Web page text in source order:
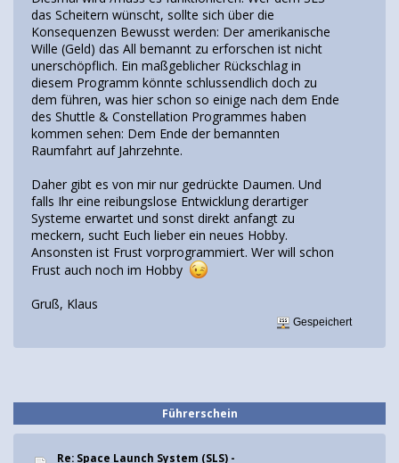
das Scheitern wünscht, sollte sich über die
Konsequenzen Bewusst werden: Der amerikanische
Wille (Geld) das All bemannt zu erforschen ist nicht
unerschöpflich. Ein maßgeblicher Rückschlag in
diesem Programm könnte schlussendlich doch zu
dem führen, was hier schon so einige nach dem Ende
des Shuttle & Constellation Programmes haben
kommen sehen: Dem Ende der bemannten
Raumfahrt auf Jahrzehnte.
Daher gibt es von mir nur gedrückte Daumen. Und
falls Ihr eine reibungslose Entwicklung derartiger
Systeme erwartet und sonst direkt anfangt zu
meckern, sucht Euch lieber ein neues Hobby.
Ansonsten ist Frust vorprogrammiert. Wer will schon
Frust auch noch im Hobby
Gruß, Klaus
Gespeichert
Führerschein
Re: Space Launch System (SLS) -